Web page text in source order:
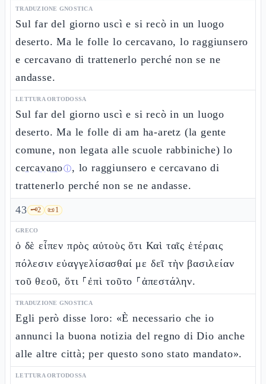
TRADUZIONE GNOSTICA
Sul far del giorno uscì e si recò in un luogo
deserto. Ma le folle lo cercavano, lo raggiunsero
e cercavano di trattenerlo perché non se ne
andasse.
LETTURA ORTODOSSA
Sul far del giorno uscì e si recò in un luogo
deserto. Ma le folle di am ha-aretz (la gente
comune, non legata alle scuole rabbiniche) lo
cercavanoⓘ, lo raggiunsero e cercavano di
trattenerlo perché non se ne andasse.
43 🗝️2 📜1
GRECO
ὁ δὲ εἶπεν πρὸς αὐτοὺς ὅτι Καὶ ταῖς ἑτέραις
πόλεσιν εὐαγγελίσασθαί με δεῖ τὴν βασιλείαν
τοῦ θεοῦ, ὅτι ⸀ἐπὶ τοῦτο ⸀ἀπεστάλην.
TRADUZIONE GNOSTICA
Egli però disse loro: «È necessario che io
annunci la buona notizia del regno di Dio anche
alle altre città; per questo sono stato mandato».
LETTURA ORTODOSSA